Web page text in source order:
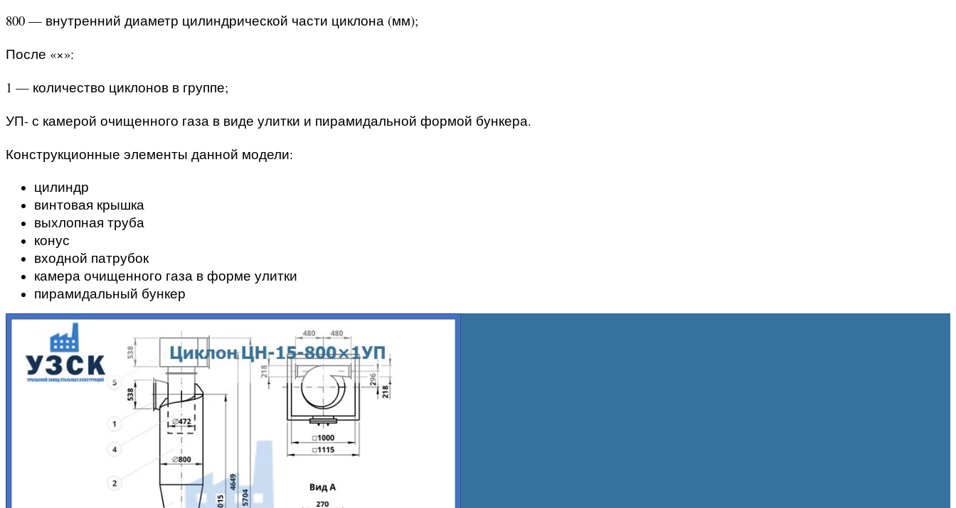
800 — внутренний диаметр цилиндрической части циклона (мм);
После «×»:
1 — количество циклонов в группе;
УП- с камерой очищенного газа в виде улитки и пирамидальной формой бункера.
Конструкционные элементы данной модели:
цилиндр
винтовая крышка
выхлопная труба
конус
входной патрубок
камера очищенного газа в форме улитки
пирамидальный бункер